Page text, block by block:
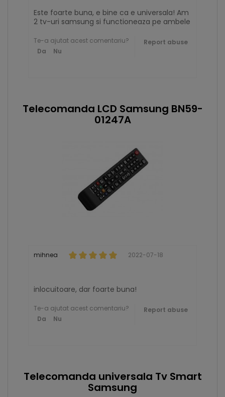
Este foarte buna, e bine ca e universala! Am
2 tv-uri samsung si functioneaza pe ambele
Te-a ajutat acest comentariu?
Da
Nu
Report abuse
Telecomanda LCD Samsung BN59-
01247A
mihnea 2022-07-18
inlocuitoare, dar foarte buna!
Te-a ajutat acest comentariu?
Da
Nu
Report abuse
Telecomanda universala Tv Smart
Samsung